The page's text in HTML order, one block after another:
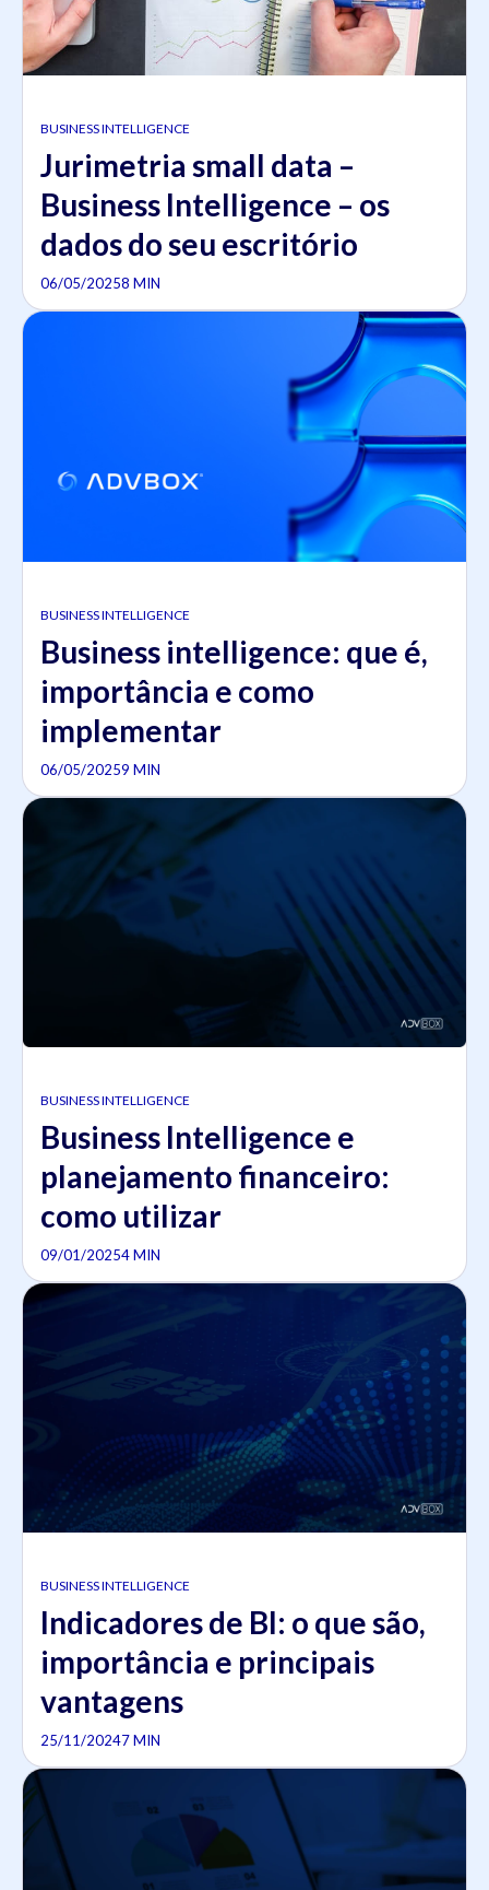
BUSINESS INTELLIGENCE
Jurimetria small data –
Business Intelligence – os
dados do seu escritório
06/05/20258 MIN
BUSINESS INTELLIGENCE
Business intelligence: que é,
importância e como
implementar
06/05/20259 MIN
BUSINESS INTELLIGENCE
Business Intelligence e
planejamento financeiro:
como utilizar
09/01/20254 MIN
BUSINESS INTELLIGENCE
Indicadores de BI: o que são,
importância e principais
vantagens
25/11/20247 MIN